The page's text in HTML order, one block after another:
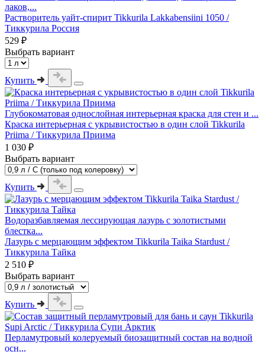
лаков,...
Растворитель уайт-спирит Tikkurila Lakkabensiini 1050 /
Тиккурила Россия
529 ₽
Выбрать вариант
Купить
Глубокоматовая однослойная интерьерная краска для стен и ...
Краска интерьерная с укрывистостью в один слой Tikkurila
Priima / Тиккурила Приима
1 030 ₽
Выбрать вариант
Купить
Водоразбавляемая лессирующая лазурь с золотистыми
блестка...
Лазурь с мерцающим эффектом Tikkurila Taika Stardust /
Тиккурила Тайка
2 510 ₽
Выбрать вариант
Купить
Перламутровый колеруемый биозащитный состав на водной
осн...